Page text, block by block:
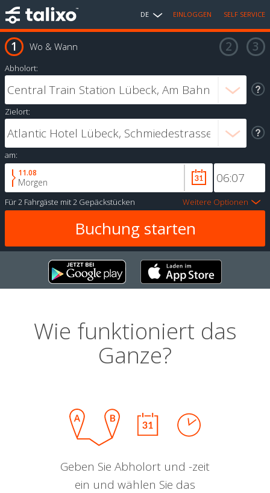
DE EINLOGGEN SELF SERVICE
Wo & Wann
Abholort:
Zielort:
am:
11.08
Morgen
Für2 Fahrgäste mit2 Gepäckstücken Weitere Optionen
Wie funktioniert das
Ganze?
Geben Sie Abholort und -zeit
ein und wählen Sie das